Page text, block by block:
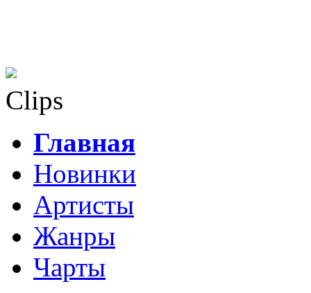
Clips
Главная
Новинки
Артисты
Жанры
Чарты